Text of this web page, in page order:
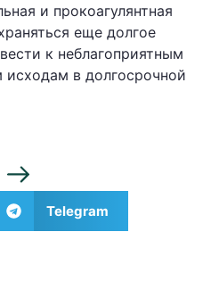
и прокоагулянтная
еще долгое
к неблагоприятным
в долгосрочной
Telegram